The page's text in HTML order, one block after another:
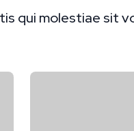
qui molestiae sit